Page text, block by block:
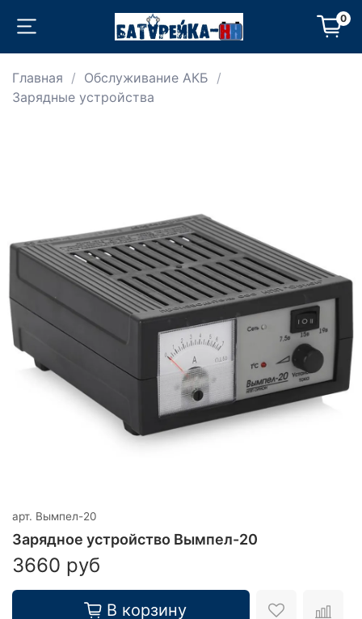
0
Главная
Обслуживание АКБ
Зарядные устройства
арт. Вымпел-20
Зарядное устройство Вымпел-20
3660 руб
В корзину